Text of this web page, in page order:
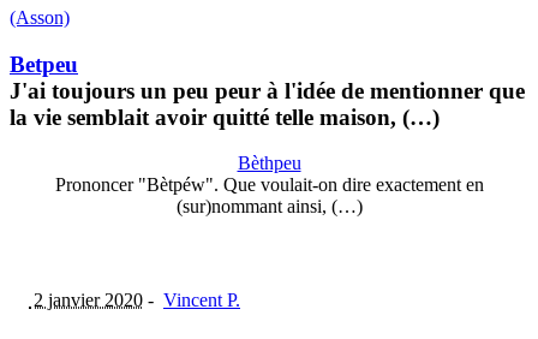
(Asson)
Betpeu
J'ai toujours un peu peur à l'idée de mentionner que
la vie semblait avoir quitté telle maison, (…)
Bèthpeu
Prononcer "Bètpéw". Que voulait-on dire exactement en
(sur)nommant ainsi, (…)
2 janvier 2020 - Vincent P.